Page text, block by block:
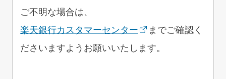
ご不明な場合は、
楽天銀行カスタマーセンター
までご確認く
ださいますようお願いいたします。